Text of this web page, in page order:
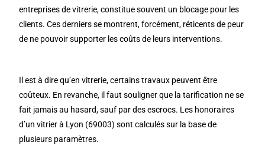
entreprises de vitrerie, constitue souvent un blocage pour les
clients. Ces derniers se montrent, forcément, réticents de peur
de ne pouvoir supporter les coûts de leurs interventions.
Il est à dire qu’en vitrerie, certains travaux peuvent être
coûteux. En revanche, il faut souligner que la tarification ne se
fait jamais au hasard, sauf par des escrocs. Les honoraires
d’un vitrier à Lyon (69003) sont calculés sur la base de
plusieurs paramètres.